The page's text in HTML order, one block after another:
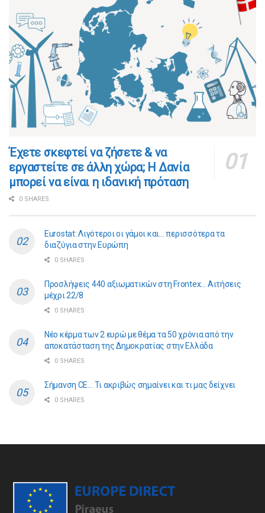
​​Έχετε σκεφτεί να ζήσετε & να
εργαστείτε σε άλλη χώρα; Η Δανία
μπορεί να είναι η ιδανική πρόταση
0 SHARES
Eurostat: Λιγότεροι οι γάμοι και… περισσότερα τα
διαζύγια στην Ευρώπη
0 SHARES
Προσλήψεις 440 αξιωματικών στη Frontex… Αιτήσεις
μέχρι 22/8
0 SHARES
Νέο κέρμα των 2 ευρώ με θέμα τα 50 χρόνια από την
αποκατάσταση της Δημοκρατίας στην Ελλάδα
0 SHARES
Σήμανση CE… Τι ακριβώς σημαίνει και τι μας δείχνει
0 SHARES